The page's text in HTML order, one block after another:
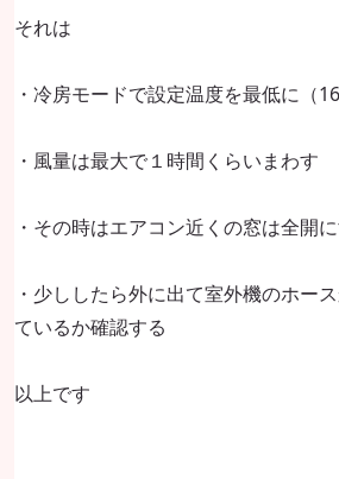
それは
・冷房モードで設定温度を最低に（
・風量は最大で１時間くらいまわす
・その時はエアコン近くの窓は全開
・少ししたら外に出て室外機のホー
ているか確認する
以上です